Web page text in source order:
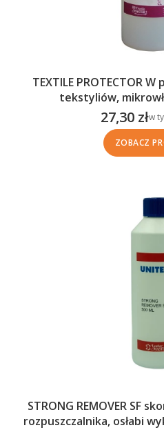
TEXTILE PROTECTOR
tekstyliów,
Cena
27,30 złw
w
ZOBACZ
STRONG REMOVER SF